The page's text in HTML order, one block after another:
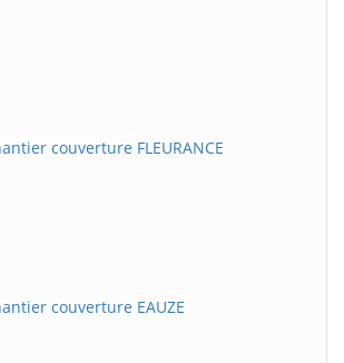
couverture FLEURANCE
couverture EAUZE